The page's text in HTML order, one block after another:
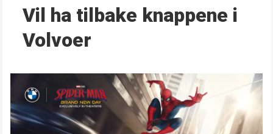
Vil ha tilbake knappene i
Volvoer